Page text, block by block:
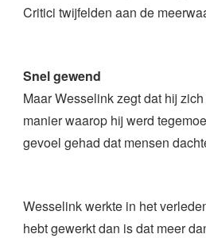
Critici twijfelden aan de
Snel gewend
Maar Wesselink zegt dat hij
manier waarop hij werd
gevoel gehad dat mensen
Wesselink werkte in het
hebt gewerkt dan is dat meer